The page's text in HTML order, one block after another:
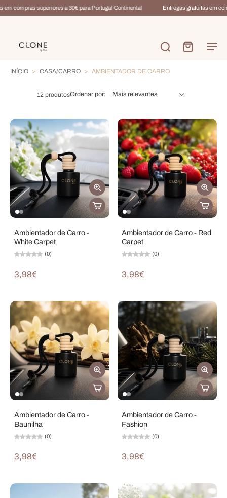
compras superiores a 30€ para Portugal Continental Entregas gratuitas em
INÍCIO > CASA/CARRO > AMBIENTADOR DE CARRO
12 produtosOrdenar por:
Ambientador de Carro -
White Carpet
(0)
3,98€
Ambientador de Carro - Red
Carpet
(0)
3,98€
Ambientador de Carro -
Baunilha
(0)
3,98€
Ambientador de Carro -
Fashion
(0)
3,98€